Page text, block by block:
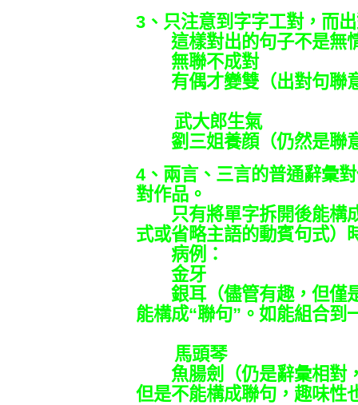
3、只注意到字字工對，而
這樣對出的句子不是無
無聯不成對
有偶才變雙（出對句聯
武大郎生氣
劉三姐養顔（仍然是聯
4、兩言、三言的普通辭彙
對作品。
只有將單字拆開後能構
式或省略主語的動賓句式）
病例：
金牙
銀耳（儘管有趣，但僅
能構成“聯句”。如能組合到
馬頭琴
魚腸劍（仍是辭彙相對
但是不能構成聯句，趣味性